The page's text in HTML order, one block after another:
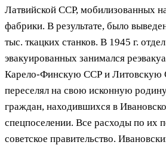
Латвийской ССР, мобилизованных
фабрики. В результате, было
тыс. ткацких станков. В 1945 г.
эвакуированных занимался
Карело-Финскую ССР и Литовскую
переселял на свою исконную
граждан, находившихся в
спецпоселении. Все расходы по их
советское правительство.